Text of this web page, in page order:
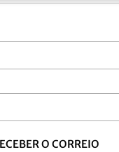
O CORREIO